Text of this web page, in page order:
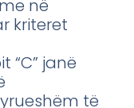
në
kriteret
“C” janë
të